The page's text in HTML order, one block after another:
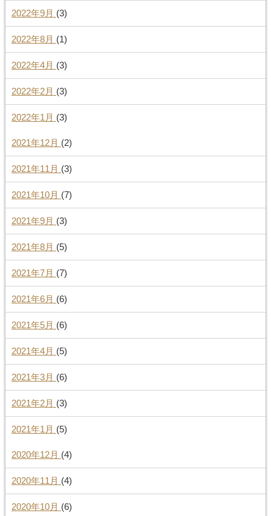
2022年9月 (3)
2022年8月 (1)
2022年4月 (3)
2022年2月 (3)
2022年1月 (3)
2021年12月 (2)
2021年11月 (3)
2021年10月 (7)
2021年9月 (3)
2021年8月 (5)
2021年7月 (7)
2021年6月 (6)
2021年5月 (6)
2021年4月 (5)
2021年3月 (6)
2021年2月 (3)
2021年1月 (5)
2020年12月 (4)
2020年11月 (4)
2020年10月 (6)